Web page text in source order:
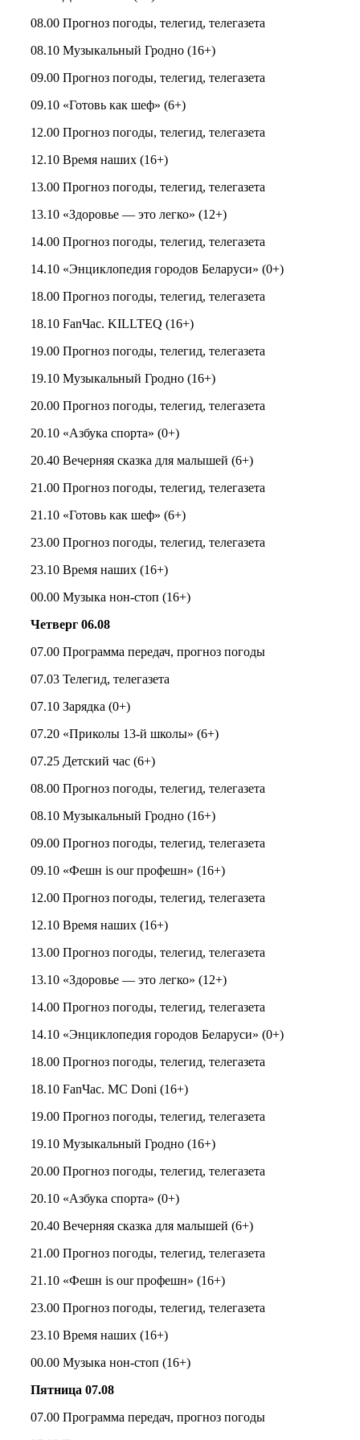
08.00 Прогноз погоды, телегид, телегазета
08.10 Музыкальный Гродно (16+)
09.00 Прогноз погоды, телегид, телегазета
09.10 «Готовь как шеф» (6+)
12.00 Прогноз погоды, телегид, телегазета
12.10 Время наших (16+)
13.00 Прогноз погоды, телегид, телегазета
13.10 «Здоровье — это легко» (12+)
14.00 Прогноз погоды, телегид, телегазета
14.10 «Энциклопедия городов Беларуси» (0+)
18.00 Прогноз погоды, телегид, телегазета
18.10 FanЧас. KILLTEQ (16+)
19.00 Прогноз погоды, телегид, телегазета
19.10 Музыкальный Гродно (16+)
20.00 Прогноз погоды, телегид, телегазета
20.10 «Азбука спорта» (0+)
20.40 Вечерняя сказка для малышей (6+)
21.00 Прогноз погоды, телегид, телегазета
21.10 «Готовь как шеф» (6+)
23.00 Прогноз погоды, телегид, телегазета
23.10 Время наших (16+)
00.00 Музыка нон-стоп (16+)
Четверг 06.08
07.00 Программа передач, прогноз погоды
07.03 Телегид, телегазета
07.10 Зарядка (0+)
07.20 «Приколы 13-й школы» (6+)
07.25 Детский час (6+)
08.00 Прогноз погоды, телегид, телегазета
08.10 Музыкальный Гродно (16+)
09.00 Прогноз погоды, телегид, телегазета
09.10 «Фешн is our профешн» (16+)
12.00 Прогноз погоды, телегид, телегазета
12.10 Время наших (16+)
13.00 Прогноз погоды, телегид, телегазета
13.10 «Здоровье — это легко» (12+)
14.00 Прогноз погоды, телегид, телегазета
14.10 «Энциклопедия городов Беларуси» (0+)
18.00 Прогноз погоды, телегид, телегазета
18.10 FanЧас. MC Doni (16+)
19.00 Прогноз погоды, телегид, телегазета
19.10 Музыкальный Гродно (16+)
20.00 Прогноз погоды, телегид, телегазета
20.10 «Азбука спорта» (0+)
20.40 Вечерняя сказка для малышей (6+)
21.00 Прогноз погоды, телегид, телегазета
21.10 «Фешн is our профешн» (16+)
23.00 Прогноз погоды, телегид, телегазета
23.10 Время наших (16+)
00.00 Музыка нон-стоп (16+)
Пятница 07.08
07.00 Программа передач, прогноз погоды